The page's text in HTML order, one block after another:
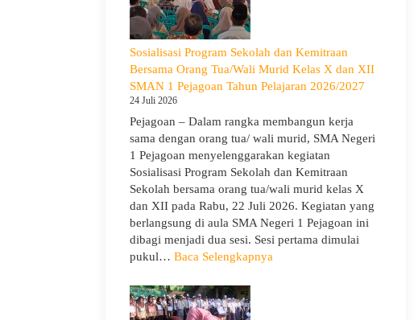
Negeri
1
Pejagoan
Gelar
Deklarasi
Integritas
Pembukaan
LDDK
Sosialisasi Program Sekolah dan Kemitraan
Bersama Orang Tua/Wali Murid Kelas X dan XII
SMAN 1 Pejagoan Tahun Pelajaran 2026/2027
24 Juli 2026
Pejagoan – Dalam rangka membangun kerja
sama dengan orang tua/ wali murid, SMA Negeri
1 Pejagoan menyelenggarakan kegiatan
Sosialisasi Program Sekolah dan Kemitraan
Sekolah bersama orang tua/wali murid kelas X
dan XII pada Rabu, 22 Juli 2026. Kegiatan yang
berlangsung di aula SMA Negeri 1 Pejagoan ini
dibagi menjadi dua sesi. Sesi pertama dimulai
pukul… Baca Selengkapnya: